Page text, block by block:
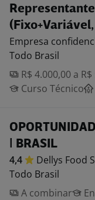
(Fixo+Variável,
Empresa
Todo Brasil
R$ 4.000,00 a
Curso Técnico
| BRASIL
4,4 Dellys Food
Todo Brasil
A combinar